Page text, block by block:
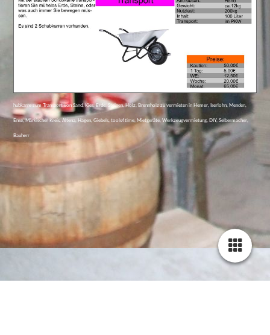
hubkarre zum Transport von Sand, Kies, Erde, Steinen, Holz, Brennholz zu vermieten in Hemer, Iserlohn, Menden,
Ense, Märkischer Kreis, Altena, Hagen, Giebels, tools4time, Mietgeräte, Werkzeugvermietung, DIY, Selbermacher,
Bauherr